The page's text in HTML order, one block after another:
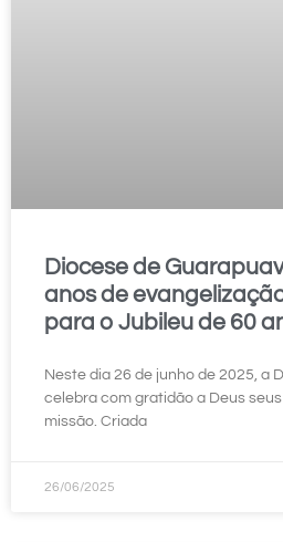
Diocese de
anos de
para o Jubileu de 60
Neste dia 26 de junho de 2025, a
celebra com gratidão a Deus
missão. Criada
26/06/2025